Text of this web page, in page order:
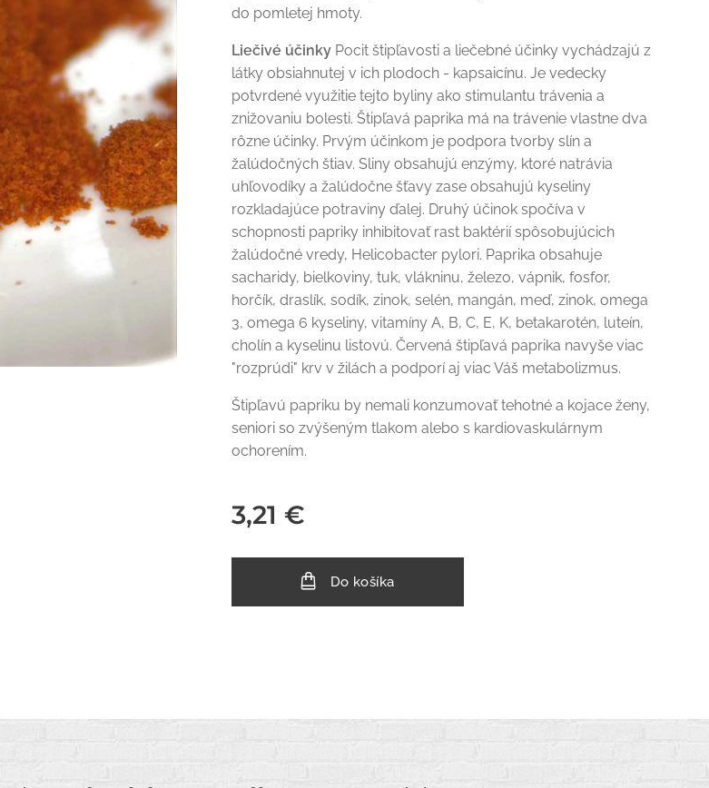
do pomletej hmoty.
Liečivé účinky Pocit štipľavosti a liečebné účinky vychádzajú z
látky obsiahnutej v ich plodoch - kapsaicínu. Je vedecky
potvrdené využitie tejto byliny ako stimulantu trávenia a
znižovaniu bolesti. Štipľavá paprika má na trávenie vlastne dva
rôzne účinky. Prvým účinkom je podpora tvorby slín a
žalúdočných štiav. Sliny obsahujú enzýmy, ktoré natrávia
uhľovodíky a žalúdočne šťavy zase obsahujú kyseliny
rozkladajúce potraviny ďalej. Druhý účinok spočíva v
schopnosti papriky inhibitovať rast baktérií spôsobujúcich
žalúdočné vredy, Helicobacter pylori. Paprika obsahuje
sacharidy, bielkoviny, tuk, vlákninu, železo, vápnik, fosfor,
horčík, draslík, sodík, zinok, selén, mangán, meď, zinok, omega
3, omega 6 kyseliny, vitamíny A, B, C, E, K, betakarotén, luteín,
cholín a kyselinu listovú. Červená štipľavá paprika navyše viac
"rozprúdi" krv v žilách a podporí aj viac Váš metabolizmus.
Štipľavú papriku by nemali konzumovať tehotné a kojace ženy,
seniori so zvýšeným tlakom alebo s kardiovaskulárnym
ochorením.
3,21 €
Do košíka